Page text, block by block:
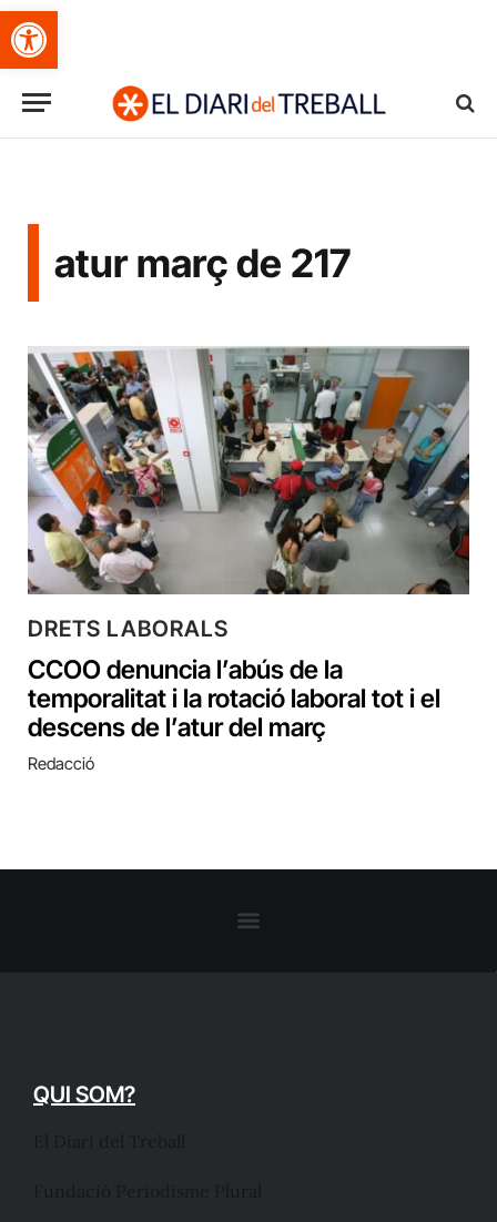
Obre la barra d'eines
atur març de 217
DRETS LABORALS
CCOO denuncia l’abús de la
temporalitat i la rotació laboral tot i el
descens de l’atur del març
Redacció
QUI SOM?